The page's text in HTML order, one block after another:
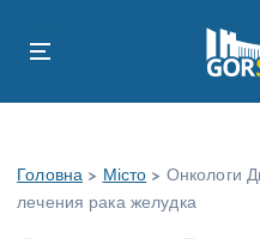
Головна > Місто > Онкологи
лечения рака желудка